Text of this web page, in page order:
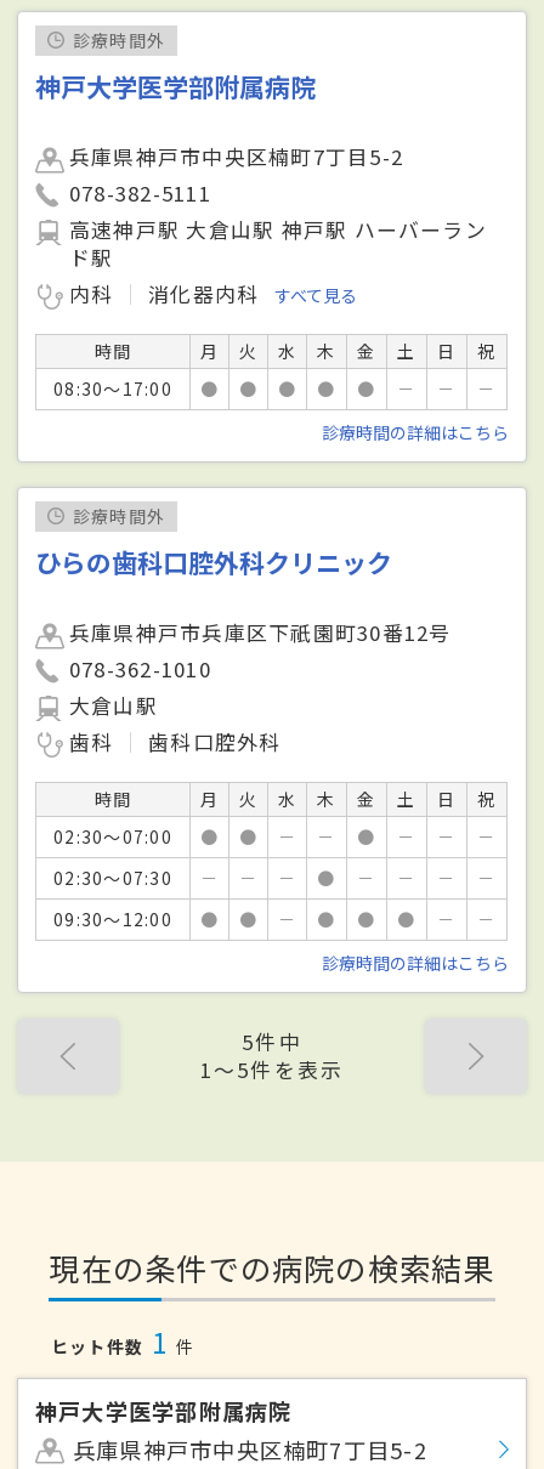
診療時間外
神戸大学医学部附属病院
兵庫県神戸市中央区楠町7丁目5-2
078-382-5111
高速神戸駅 大倉山駅 神戸駅 ハーバーラン
ド駅
内科
消化器内科 すべて見る
時間 月 火 水 木 金 土 日
祝
08:30～17:00
● ● ● ● ● － －
－
診療時間の詳細はこちら
診療時間外
ひらの歯科口腔外科クリニック
兵庫県神戸市兵庫区下祇園町30番12号
078-362-1010
大倉山駅
歯科
歯科口腔外科
時間 月 火 水 木 金 土 日
祝
02:30～07:00
● ● － － ● － －
－
02:30～07:30
－ － － ● － － －
－
09:30～12:00
● ● － ● ● ● －
－
診療時間の詳細はこちら
5件中
1〜5件を表示
現在の条件での病院の検索結果
ヒット件数 1 件
神戸大学医学部附属病院
兵庫県神戸市中央区楠町7丁目5-2